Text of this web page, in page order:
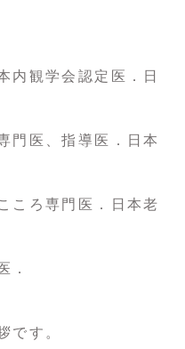
内観学会認定医．日
門医、指導医．日本
ころ専門医．日本老
．
です。